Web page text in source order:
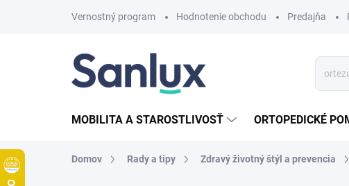
Vernostný program Hodnotenie obchodu Predajňa
MOBILITA A STAROSTLIVOSŤ ORTOPEDICKÉ
Domov Rady a tipy Zdravý životný štýl a prevencia